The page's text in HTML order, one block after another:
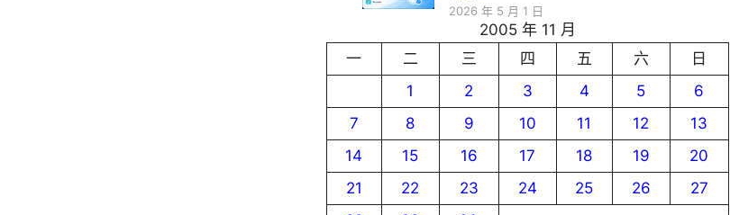
2026 年 5 月 1 日
2005 年 11 月
一
二 三 四 五 六
日
1
2 3 4 5
6
7
8 9 10 11 12
13
14
15 16 17 18 19
20
21
22 23 24 25 26
27